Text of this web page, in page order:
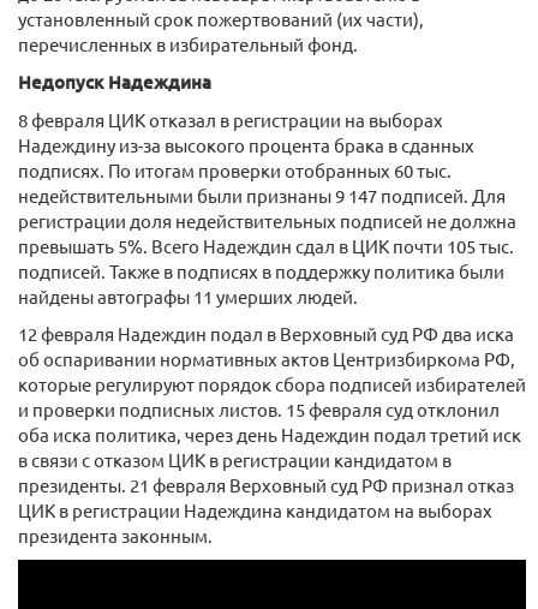
установленный срок пожертвований (их части),
перечисленных в избирательный фонд.
Недопуск Надеждина
8 февраля ЦИК отказал в регистрации на выборах
Надеждину из-за высокого процента брака в сданных
подписях. По итогам проверки отобранных 60 тыс.
недействительными были признаны 9 147 подписей. Для
регистрации доля недействительных подписей не должна
превышать 5%. Всего Надеждин сдал в ЦИК почти 105 тыс.
подписей. Также в подписях в поддержку политика были
найдены автографы 11 умерших людей.
12 февраля Надеждин подал в Верховный суд РФ два иска
об оспаривании нормативных актов Центризбиркома РФ,
которые регулируют порядок сбора подписей избирателей
и проверки подписных листов. 15 февраля суд отклонил
оба иска политика, через день Надеждин подал третий иск
в связи с отказом ЦИК в регистрации кандидатом в
президенты. 21 февраля Верховный суд РФ признал отказ
ЦИК в регистрации Надеждина кандидатом на выборах
президента законным.